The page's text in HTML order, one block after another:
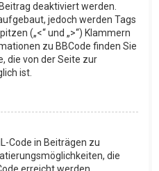
deaktiviert werden.
jedoch werden Tags
(„<“ und „>“) Klammern
zu BBCode finden Sie
die von der Seite zur
ist.
Code in Beiträgen zu
die